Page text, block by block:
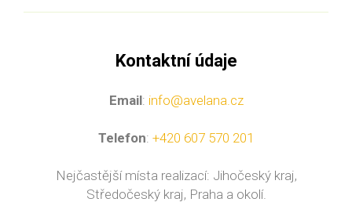
Kontaktní údaje
Email: info@avelana.cz
Telefon: +420 607 570 201
Nejčastější místa realizací: Jihočeský kraj,
Středočeský kraj, Praha a okolí.